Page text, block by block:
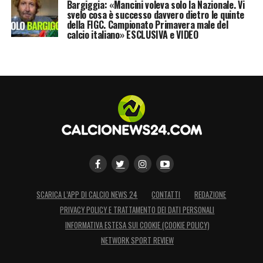
Bargiggia: «Mancini voleva solo la Nazionale. Vi
svelo cosa è successo davvero dietro le quinte
della FIGC. Campionato Primavera male del
calcio italiano» ESCLUSIVA e VIDEO
SCARICA L’APP DI CALCIO NEWS 24 CONTATTI
REDAZIONE
PRIVACY POLICY E TRATTAMENTO DEI DATI PERSONALI
INFORMATIVA ESTESA SUI COOKIE (COOKIE POLICY)
NETWORK SPORT REVIEW